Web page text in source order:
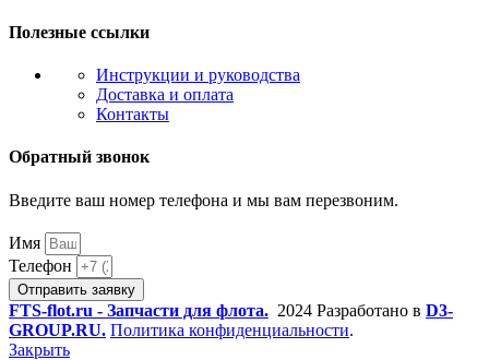
Полезные ссылки
Инструкции и руководства
Доставка и оплата
Контакты
Обратный звонок
Введите ваш номер телефона и мы вам перезвоним.
Имя
Телефон
Отправить заявку
FTS-flot.ru - Запчасти для флота. 2024 Разработано в D3-
GROUP.RU. Политика конфиденциальности.
Закрыть